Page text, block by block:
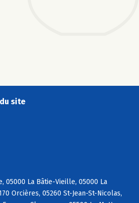
site
05000 La Bâtie-Vieille, 05000 La
Orcières, 05260 St-Jean-St-Nicolas,